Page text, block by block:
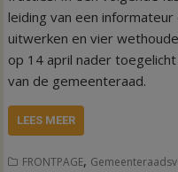
leiding van een
uitwerken en vier
op 14 april nader
van de gemeenteraad.
LEES MEER
FRONTPAGE,